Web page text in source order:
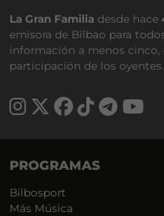
La Gran Familia desde hace
emisora de Bilbao para
información a menos cinco,
participación de los oyentes.
PROGRAMAS
Bilbosport
Más Música